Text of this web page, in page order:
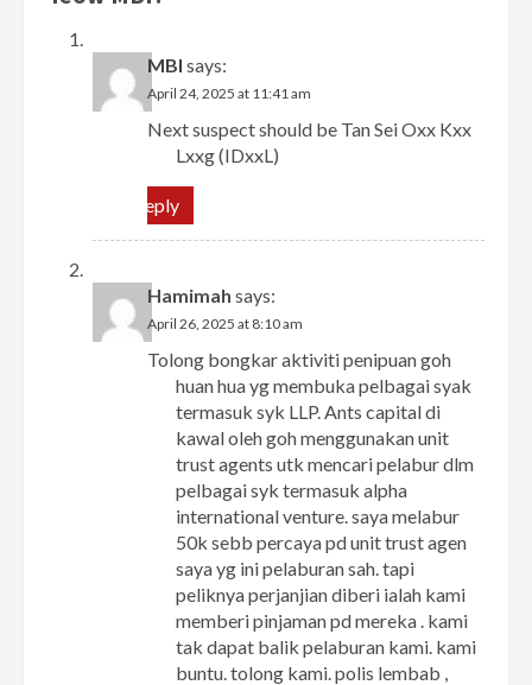
MBI says:
April 24, 2025 at 11:41 am
Next suspect should be Tan Sei Oxx Kxx
Lxxg (IDxxL)
Reply
Hamimah says:
April 26, 2025 at 8:10 am
Tolong bongkar aktiviti penipuan goh
huan hua yg membuka pelbagai syak
termasuk syk LLP. Ants capital di
kawal oleh goh menggunakan unit
trust agents utk mencari pelabur dlm
pelbagai syk termasuk alpha
international venture. saya melabur
50k sebb percaya pd unit trust agen
saya yg ini pelaburan sah. tapi
peliknya perjanjian diberi ialah kami
memberi pinjaman pd mereka . kami
tak dapat balik pelaburan kami. kami
buntu. tolong kami. polis lembab ,